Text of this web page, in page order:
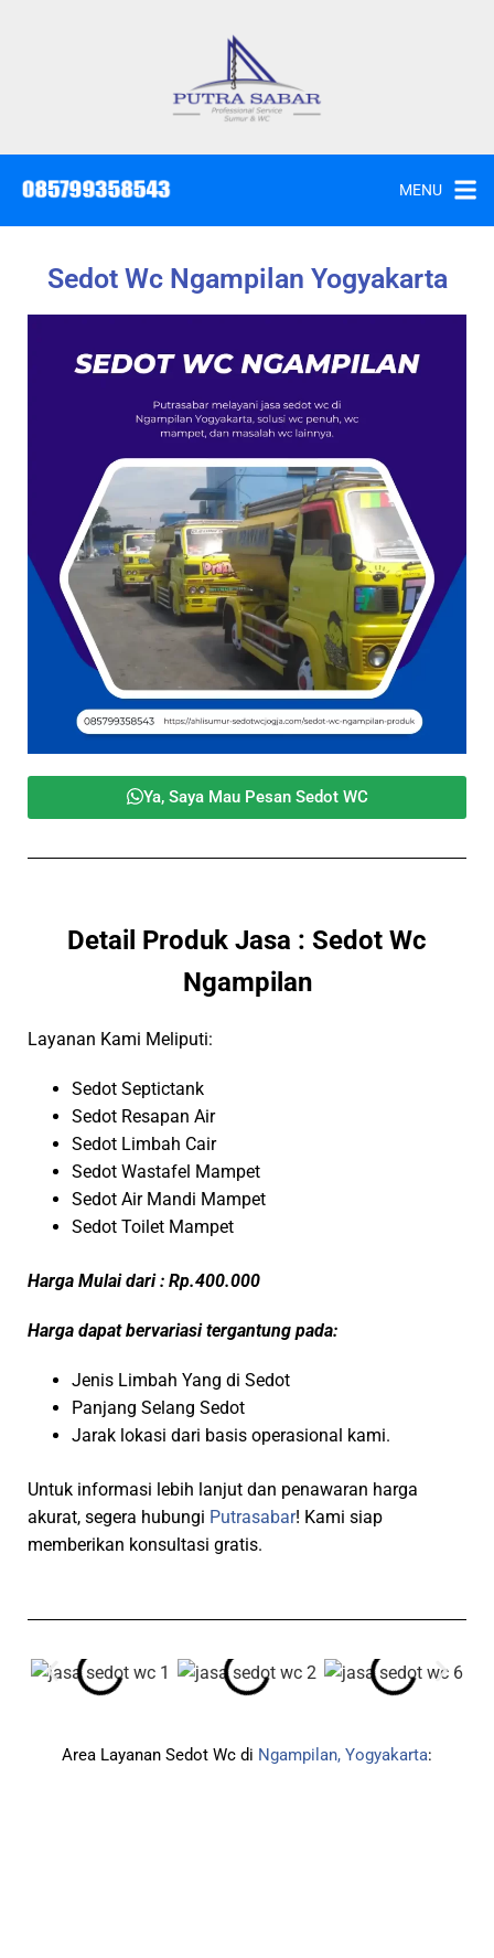
MENU
Sedot Wc Ngampilan Yogyakarta
Ya, Saya Mau Pesan Sedot WC
Detail Produk Jasa : Sedot Wc
Ngampilan
Layanan Kami Meliputi:
Sedot Septictank
Sedot Resapan Air
Sedot Limbah Cair
Sedot Wastafel Mampet
Sedot Air Mandi Mampet
Sedot Toilet Mampet
Harga Mulai dari : Rp.400.000
Harga dapat bervariasi tergantung pada:
Jenis Limbah Yang di Sedot
Panjang Selang Sedot
Jarak lokasi dari basis operasional kami.
Untuk informasi lebih lanjut dan penawaran harga
akurat, segera hubungi Putrasabar! Kami siap
memberikan konsultasi gratis.
Area Layanan Sedot Wc di Ngampilan, Yogyakarta: